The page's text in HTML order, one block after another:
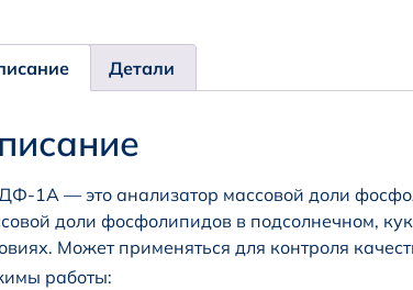
Детали
1А — это анализатор массовой доли
доли фосфолипидов в подсолнечном,
Может применяться для контроля
работы: